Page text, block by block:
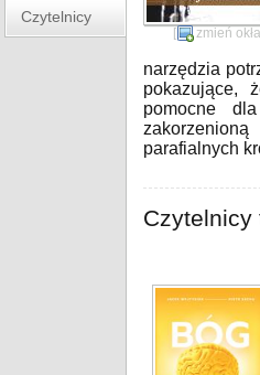
Czytelnicy
[ zmień
narzędzia
pokazujące,
pomocne
parafialnych